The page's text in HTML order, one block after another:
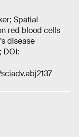
Spatial
red blood cells
disease
DOI: